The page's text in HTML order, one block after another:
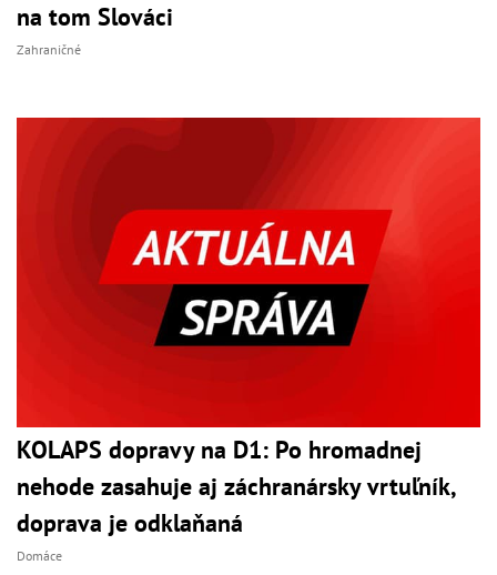
na tom Slováci
Zahraničné
KOLAPS dopravy na D1: Po hromadnej
nehode zasahuje aj záchranársky vrtuľník,
doprava je odklaňaná
Domáce